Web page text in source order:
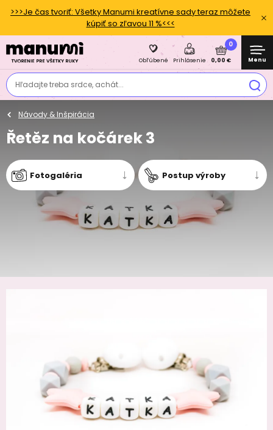
>>>Je čas tvoriť: Všetky Manumi kreatívne sady teraz môžete
kúpiť so zľavou 11 %<<<
Hľadajte treba srdce, achát...
Obľúbené Prihlásenie
0
0,00 € Menu
Návody & Inšpirácia
Řetěz na kočárek 3
Fotogaléria Postup výroby